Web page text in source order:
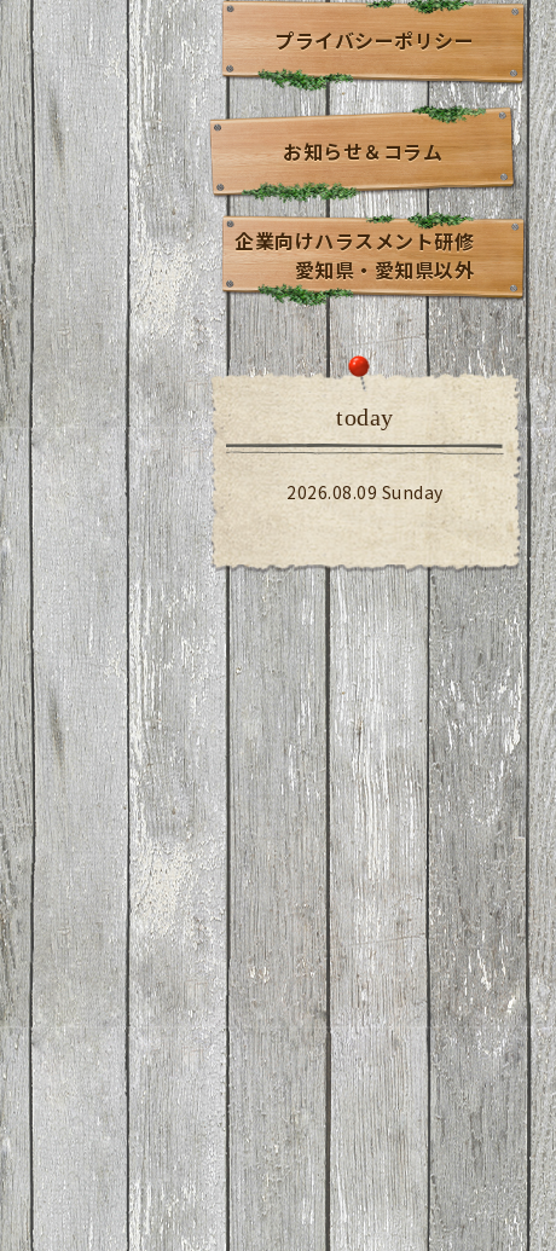
プライバシーポリシー
お知らせ＆コラム
企業向けハラスメント研修
愛知県・愛知県以外
today
2026.08.09 Sunday